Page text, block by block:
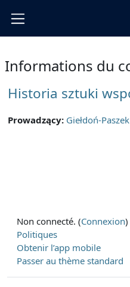
Informations du
Historia sztuki
Prowadzący: Giełdoń-
Non connecté. (Connexion)
Politiques
Obtenir l’app mobile
Passer au thème standard